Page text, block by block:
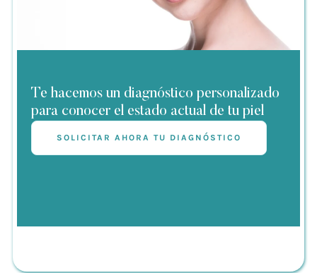
Te hacemos un diagnóstico personalizado
para conocer el estado actual de tu piel
SOLICITAR AHORA TU DIAGNÓSTICO